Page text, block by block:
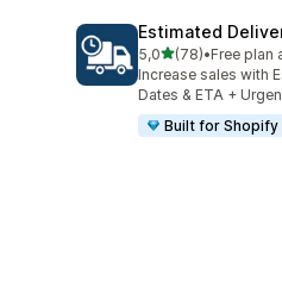
Estimated
5,0stelle su 5
(78)
78 recensioni totali
•Free plan
Increase sales with
Dates & ETA +
Built for Shopify